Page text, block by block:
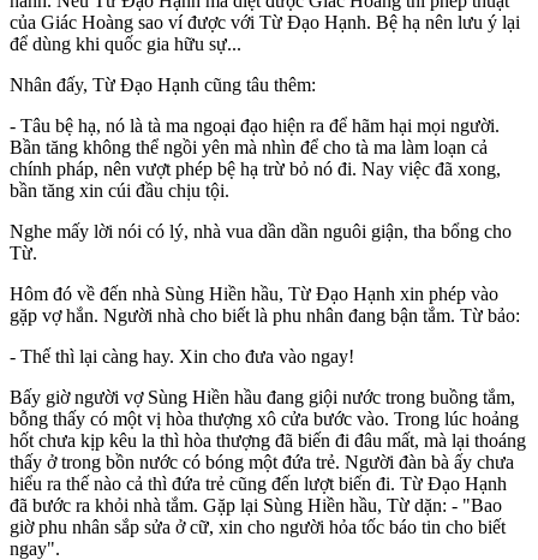
của Giác Hoàng sao ví được với Từ Đạo Hạnh. Bệ hạ nên lưu ý lại
để dùng khi quốc gia hữu sự...
Nhân đấy, Từ Đạo Hạnh cũng tâu thêm:
- Tâu bệ hạ, nó là tà ma ngoại đạo hiện ra để hãm hại mọi người.
Bần tăng không thể ngồi yên mà nhìn để cho tà ma làm loạn cả
chính pháp, nên vượt phép bệ hạ trừ bỏ nó đi. Nay việc đã xong,
bần tăng xin cúi đầu chịu tội.
Nghe mấy lời nói có lý, nhà vua dần dần nguôi giận, tha bổng cho
Từ.
Hôm đó về đến nhà Sùng Hiền hầu, Từ Đạo Hạnh xin phép vào
gặp vợ hắn. Người nhà cho biết là phu nhân đang bận tắm. Từ bảo:
- Thế thì lại càng hay. Xin cho đưa vào ngay!
Bấy giờ người vợ Sùng Hiền hầu đang giội nước trong buồng tắm,
bỗng thấy có một vị hòa thượng xô cửa bước vào. Trong lúc hoảng
hốt chưa kịp kêu la thì hòa thượng đã biến đi đâu mất, mà lại thoáng
thấy ở trong bồn nước có bóng một đứa trẻ. Người đàn bà ấy chưa
hiểu ra thế nào cả thì đứa trẻ cũng đến lượt biến đi. Từ Đạo Hạnh
đã bước ra khỏi nhà tắm. Gặp lại Sùng Hiền hầu, Từ dặn: - "Bao
giờ phu nhân sắp sửa ở cữ, xin cho người hỏa tốc báo tin cho biết
ngay".